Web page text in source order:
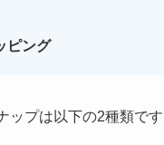
ピング
ップは以下の2種類です